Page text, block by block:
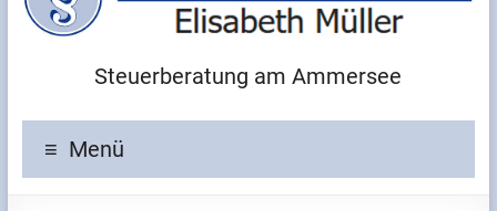
Steuerberatung am Ammersee
Menü